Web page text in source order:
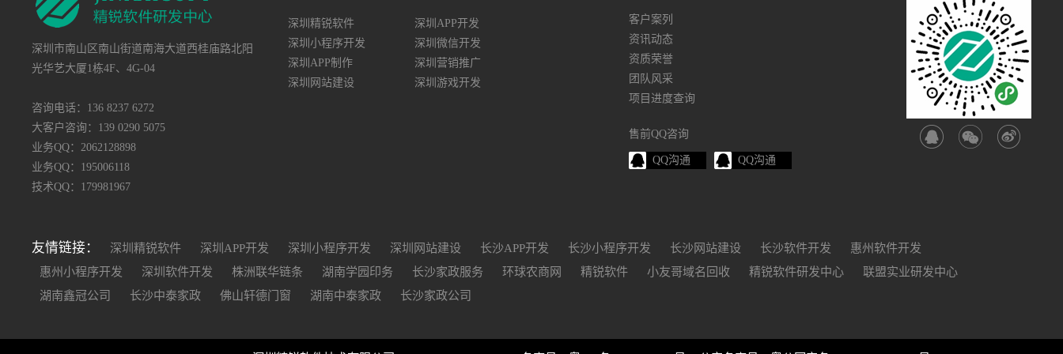
深圳市南山区南山街道南海大道西桂庙路北阳
光华艺大厦1栋4F、4G-04
咨询电话：136 8237 6272
大客户咨询：139 0290 5075
业务QQ：2062128898
业务QQ：195006118
技术QQ：179981967
深圳精锐软件
深圳APP开发
深圳小程序开发
深圳微信开发
深圳APP制作
深圳营销推广
深圳网站建设
深圳游戏开发
客户案列
资讯动态
资质荣誉
团队风采
项目进度查询
售前QQ咨询
QQ沟通 QQ沟通
友情链接： 深圳精锐软件 深圳APP开发 深圳小程序开发 深圳网站建设 长沙APP开发 长沙小程序开发 长沙网站建设 长沙软件开发
惠州软件开发
惠州小程序开发
深圳软件开发 株洲联华链条 湖南学园印务 长沙家政服务 环球农商网 精锐软件 小友哥域名回收 精锐软件研发中心
联盟实业研发中心
湖南鑫冠公司
长沙中泰家政 佛山轩德门窗 湖南中泰家政 长沙家政公司